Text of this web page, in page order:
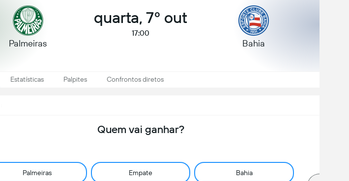
Palmeiras
quarta, 7º out
17:00
Bahia
Estatísticas Palpites Confrontos diretos
Quem vai ganhar?
Palmeiras Empate Bahia